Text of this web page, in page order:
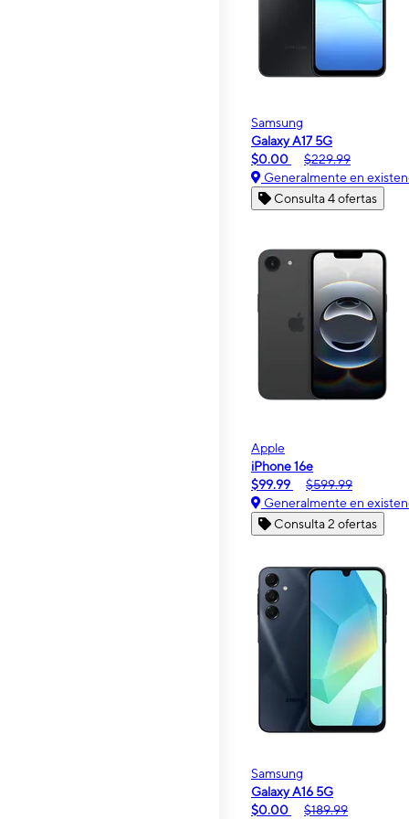
Samsung
Galaxy A17 5G
$0.00
$229.99
Generalmente en
Consulta 4 ofertas
Apple
iPhone 16e
$99.99
$599.99
Generalmente en
Consulta 2 ofertas
Samsung
Galaxy A16 5G
$0.00
$189.99